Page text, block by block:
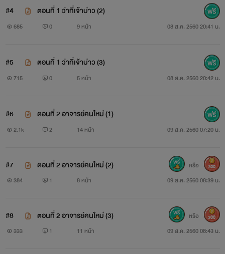
#4 ตอนที่ 1 ว่าที่เจ้าบ่าว (2)
685 0 9 หน้า 08 ส.ค. 2560 20:41 น.
#5 ตอนที่ 1 ว่าที่เจ้าบ่าว (3)
715 0 5 หน้า 08 ส.ค. 2560 20:42 น.
#6 ตอนที่ 2 อาจารย์คนใหม่ (1)
2.1k 2 14 หน้า 09 ส.ค. 2560 07:20 น.
#7 ตอนที่ 2 อาจารย์คนใหม่ (2)
384 1 8 หน้า 09 ส.ค. 2560 08:39 น.
หรือ 300
#8 ตอนที่ 2 อาจารย์คนใหม่ (3)
333 1 11 หน้า 09 ส.ค. 2560 08:43 น.
หรือ 300